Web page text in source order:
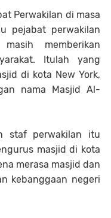
Perwakilan di masa
pejabat perwakilan
memberikan
Itulah yang
di kota New York,
nama Masjid Al-
staf perwakilan itu
masjid di kota
merasa masjid dan
kebanggaan negeri